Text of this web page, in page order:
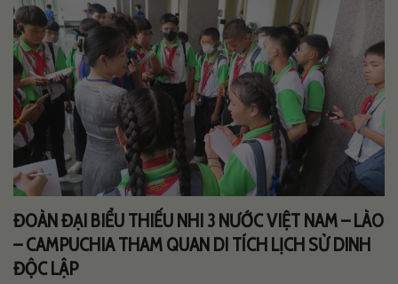
ĐOÀN ĐẠI BIỂU THIẾU NHI 3 NƯỚC VIỆT NAM – LÀO
– CAMPUCHIA THAM QUAN DI TÍCH LỊCH SỬ DINH
ĐỘC LẬP